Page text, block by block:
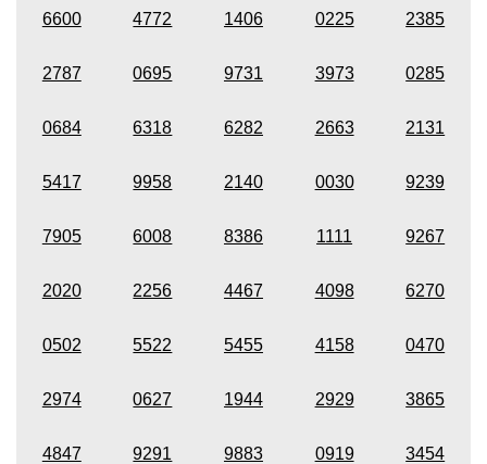
6600 4772 1406 0225 2385
2787 0695 9731 3973 0285
0684 6318 6282 2663 2131
5417 9958 2140 0030 9239
7905 6008 8386 1111 9267
2020 2256 4467 4098 6270
0502 5522 5455 4158 0470
2974 0627 1944 2929 3865
4847 9291 9883 0919 3454